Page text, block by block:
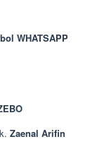
WHATSAPP
Zaenal Arifin